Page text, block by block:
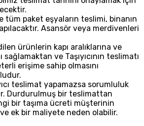
tüm paket eşyaların teslimi, binanın
Asansör veya merdivenleri
ürünlerin kapı aralıklarına ve
sağlamaktan ve Taşıyıcının teslimatı
erişime sahip olmasını
teslimat yapamazsa sorumluluk
Durdurulmuş bir teslimattan
bir taşıma ücreti müşterinin
ek bir maliyete neden olabilir.